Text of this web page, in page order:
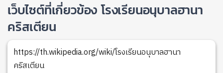
เว็บไซต์ที่เกี่ยวข้อง โรงเรียนอนุบาลฮานา
คริสเตียน
https://th.wikipedia.org/wiki/โรงเรียนอนุบาลฮานา
คริสเตียน